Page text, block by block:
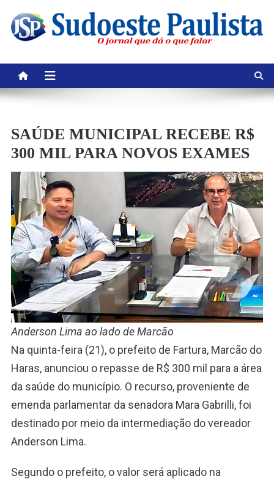
content
SAÚDE MUNICIPAL RECEBE R$
300 MIL PARA NOVOS EXAMES
Anderson Lima ao lado de Marcão
Na quinta-feira (21), o prefeito de Fartura, Marcão do
Haras, anunciou o repasse de R$ 300 mil para a área
da saúde do município. O recurso, proveniente de
emenda parlamentar da senadora Mara Gabrilli, foi
destinado por meio da intermediação do vereador
Anderson Lima.
Segundo o prefeito, o valor será aplicado na